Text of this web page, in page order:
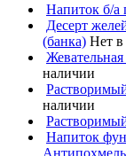
Напиток б/а
Десерт
(банка) Нет в
наличии
наличии
Напиток